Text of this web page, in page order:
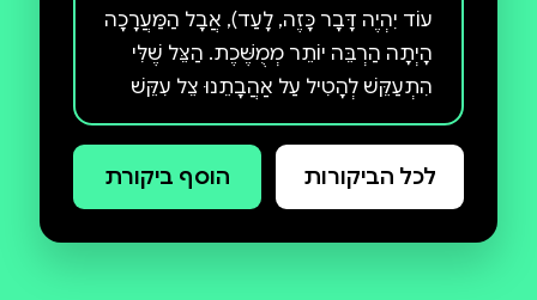
עוֹד יִהְיֶה דָּבָר כָּזֶה, לָעַד), אֲבָל הַמַּעֲרָכָה
הָיְתָה הַרְבֵּה יוֹתֵר מְמֻשֶּׁכֶת. הַצֵּל שֶׁלִּי
הִתְעַקֵּשׁ לְהָטִיל עַל אַהֲבָתֵנוּ צֵל עִקֵּשׁ
וְאָרֹךְ בִּמְיֻחָד. שָׁנִים חָלְפוּ עַד שֶׁהִשְׁלַמְתִּי
עִם מָה שֶׁנִּגְזַר עָלַי: לֶאֱהֹב וְלִהְיוֹת נֶאֱהָב.
נָפַל עָלַי פַּחַד שֶׁאֶלָּכֵד בַּתָּוֶךְ הַצַּר בֵּינִי
לכל הביקורות הוסף ביקורת